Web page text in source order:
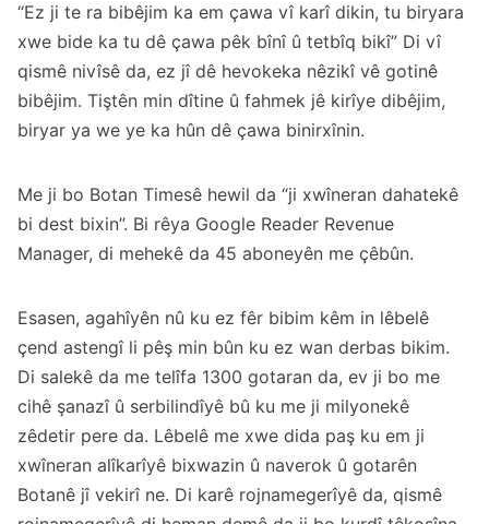
“Ez ji te ra bibêjim ka em çawa vî karî dikin, tu biryara
xwe bide ka tu dê çawa pêk bînî û tetbîq bikî” Di vî
qismê nivîsê da, ez jî dê hevokeka nêzikî vê gotinê
bibêjim. Tiştên min dîtine û fahmek jê kirîye dibêjim,
biryar ya we ye ka hûn dê çawa binirxînin.
Me ji bo Botan Timesê hewil da “ji xwîneran dahatekê
bi dest bixin”. Bi rêya Google Reader Revenue
Manager, di mehekê da 45 aboneyên me çêbûn.
Esasen, agahîyên nû ku ez fêr bibim kêm in lêbelê
çend astengî li pêş min bûn ku ez wan derbas bikim.
Di salekê da me telîfa 1300 gotaran da, ev ji bo me
cihê şanazî û serbilindîyê bû ku me ji milyonekê
zêdetir pere da. Lêbelê me xwe dida paş ku em ji
xwîneran alîkarîyê bixwazin û naverok û gotarên
Botanê jî vekirî ne. Di karê rojnamegerîyê da, qismê